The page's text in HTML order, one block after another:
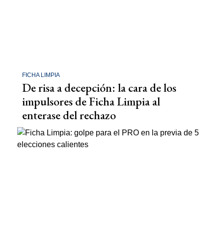
FICHA LIMPIA
De risa a decepción: la cara de los
impulsores de Ficha Limpia al
enterase del rechazo